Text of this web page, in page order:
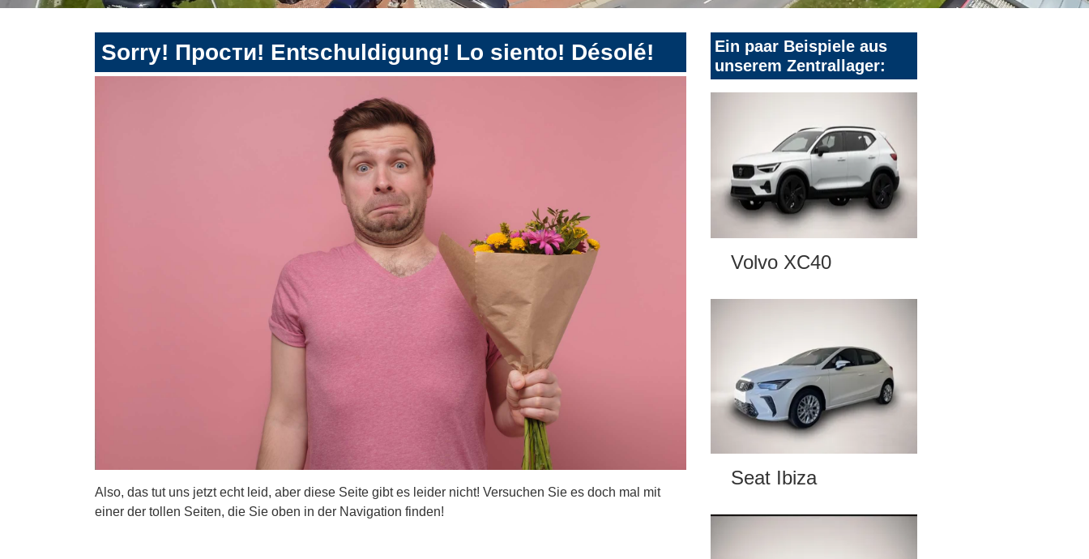
Sorry! Прости! Entschuldigung! Lo siento! Désolé!
Also, das tut uns jetzt echt leid, aber diese Seite gibt es leider nicht! Versuchen Sie es doch mal mit
einer der tollen Seiten, die Sie oben in der Navigation finden!
Ein paar Beispiele aus
unserem Zentrallager:
Volvo XC40
Seat Ibiza